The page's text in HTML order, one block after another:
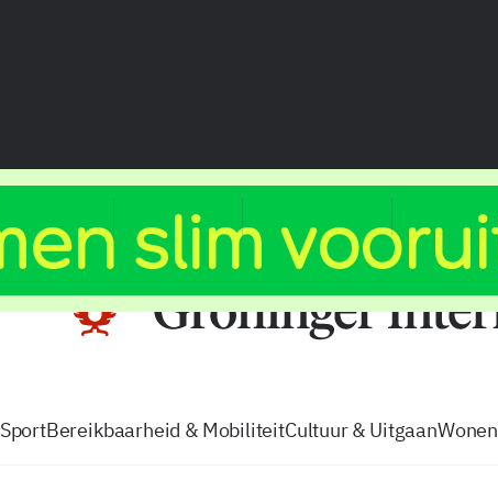
vacatures
SportBereikbaarheid & MobiliteitCultuur & UitgaanWonen